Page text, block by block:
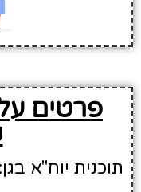
פרטים על
תוכנית יוח"א בגן: